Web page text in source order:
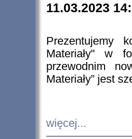
11.03.2023
Prezentujemy
Materiały" w
przewodnim
Materiały” jest
więcej...